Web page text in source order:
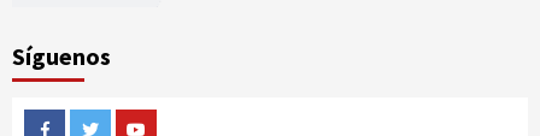
Síguenos